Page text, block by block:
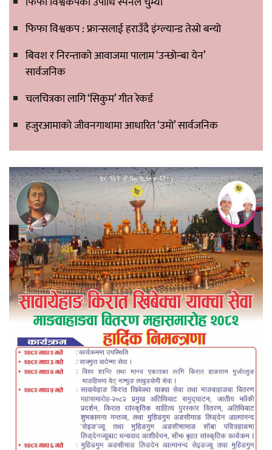
फिफा विश्वकप : फ्रान्सलाई हराउँदै इंग्ल्यान्ड तेस्रो बन्यो
बिवश र निरन्ताको आवाजमा पालाम ‘उन्छोन्बा येन’
सार्वजनिक
चलचित्रका लागि ‘सिकुम’ गीत रेकर्ड
हजुरआमाको जीवनगाथामा आधारित ‘उमो’ सार्वजनिक